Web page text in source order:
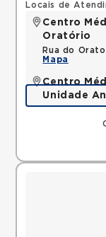
Locais de
Centro
Oratório
Rua do
Mapa
Centro
Unidade
Rua Antonio